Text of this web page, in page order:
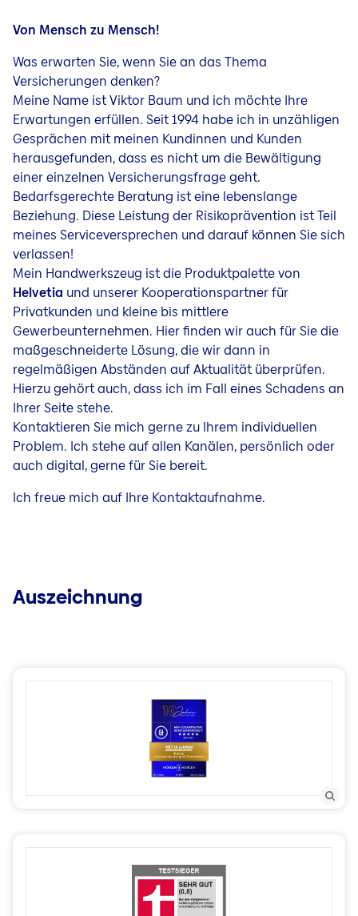
Von Mensch zu Mensch!
Was erwarten Sie, wenn Sie an das Thema
Versicherungen denken?
Meine Name ist Viktor Baum und ich möchte Ihre
Erwartungen erfüllen. Seit 1994 habe ich in unzähligen
Gesprächen mit meinen Kundinnen und Kunden
herausgefunden, dass es nicht um die Bewältigung
einer einzelnen Versicherungsfrage geht.
Bedarfsgerechte Beratung ist eine lebenslange
Beziehung. Diese Leistung der Risikoprävention ist Teil
meines Serviceversprechen und darauf können Sie sich
verlassen!
Mein Handwerkszeug ist die Produktpalette von
Helvetia und unserer Kooperationspartner für
Privatkunden und kleine bis mittlere
Gewerbeunternehmen. Hier finden wir auch für Sie die
maßgeschneiderte Lösung, die wir dann in
regelmäßigen Abständen auf Aktualität überprüfen.
Hierzu gehört auch, dass ich im Fall eines Schadens an
Ihrer Seite stehe.
Kontaktieren Sie mich gerne zu Ihrem individuellen
Problem. Ich stehe auf allen Kanälen, persönlich oder
auch digital, gerne für Sie bereit.
Ich freue mich auf Ihre Kontaktaufnahme.
Auszeichnung